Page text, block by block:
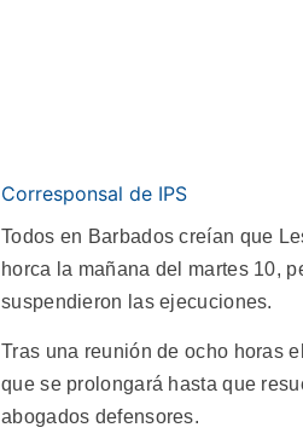
Corresponsal de IPS
Todos en Barbados creían que
horca la mañana del martes 10,
suspendieron las ejecuciones.
Tras una reunión de ocho horas
que se prolongará hasta que
abogados defensores.